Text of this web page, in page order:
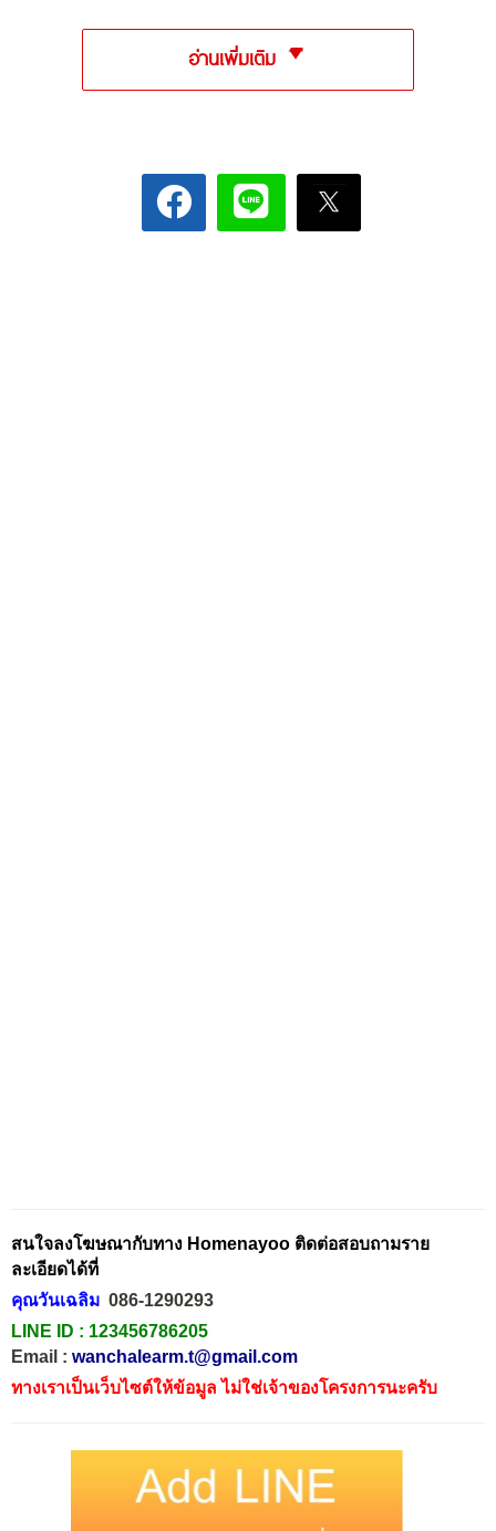
อ่านเพิ่มเติม
สนใจลงโฆษณากับทาง Homenayoo ติดต่อสอบถามราย
ละเอียดได้ที่
คุณวันเฉลิม 086-1290293
LINE ID : 123456786205
Email : wanchalearm.t@gmail.com
ทางเราเป็นเว็บไซต์ให้ข้อมูล ไม่ใช่เจ้าของโครงการนะครับ